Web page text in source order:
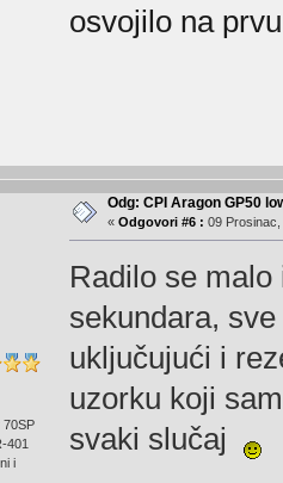
osvojilo na
70SP
401
i
Odg: CPI Aragon GP50
« Odgovori #6 : 09
Radilo se
sekundara,
uključujući i
uzorku koji
svaki slučaj